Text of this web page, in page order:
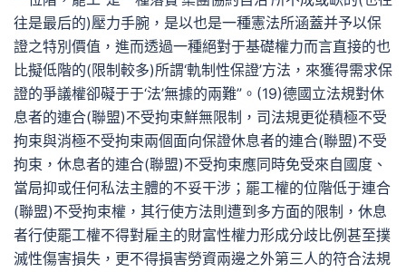
往是最后的)壓力手腕，是以也是一種憲法所涵蓋并予以保
證之特別價值，進而透過一種絕對于基礎權力而言直接的也
比擬低階的(限制較多)所謂‘軌制性保證’方法，來獲得需求保
證的爭議權卻礙于于‘法’無據的兩難”。(19)德國立法規對休
息者的連合(聯盟)不受拘束鮮無限制，司法規更從積極不受
拘束與消極不受拘束兩個面向保證休息者的連合(聯盟)不受
拘束，休息者的連合(聯盟)不受拘束應同時免受來自國度、
當局抑或任何私法主體的不妥干涉；罷工權的位階低于連合
(聯盟)不受拘束權，其行使方法則遭到多方面的限制，休息
者行使罷工權不得對雇主的財富性權力形成分歧比例甚至撲
滅性傷害損失，更不得損害勞資兩邊之外第三人的符合法規